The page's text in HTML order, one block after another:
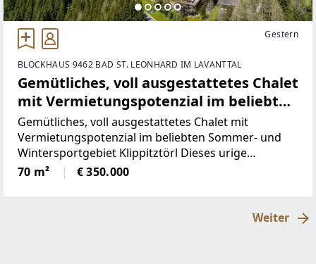
Gestern
BLOCKHAUS 9462 BAD ST. LEONHARD IM LAVANTTAL
Gemütliches, voll ausgestattetes Chalet
mit Vermietungspotenzial im beliebten
Sommer- und Wintersportgebiet
Klippitztörl
Gemütliches, voll ausgestattetes Chalet mit
Vermietungspotenzial im beliebten Sommer- und
Wintersportgebiet Klippitztörl Dieses urige
Almchalet liegt eingebettet in der Kärntner
Bergwelt, mitten in der Urlaubsregion Klippitztörl,
70 m² € 350.000
Weiter